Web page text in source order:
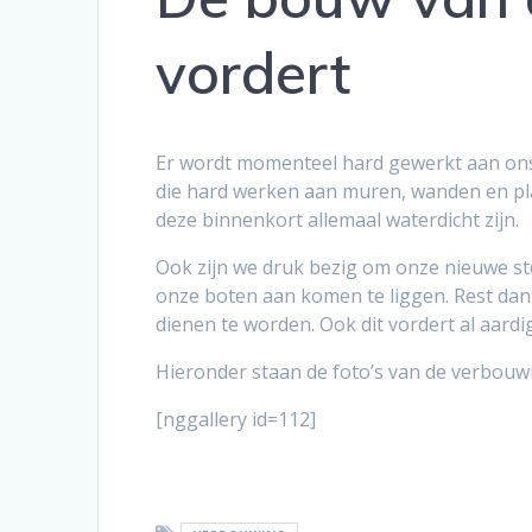
vordert
Er wordt momenteel hard gewerkt aan
die hard werken aan muren, wanden en
deze binnenkort allemaal waterdicht zijn.
Ook zijn we druk bezig om onze nieuwe
onze boten aan komen te liggen. Rest
dienen te worden. Ook dit vordert al
Hieronder staan de foto’s van de
[nggallery id=112]